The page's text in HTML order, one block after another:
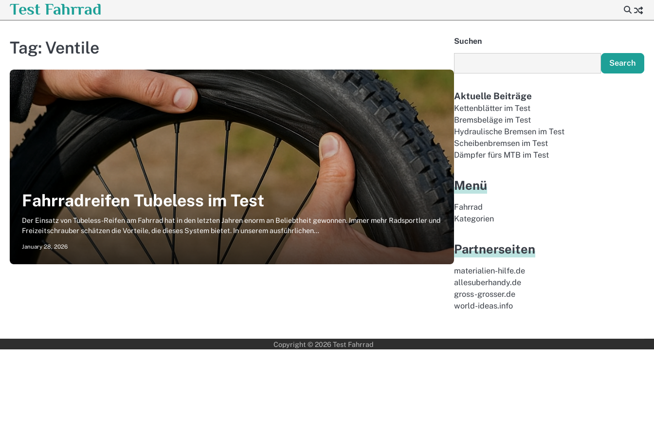
SkipTest Fahrrad
Tag: Ventile
Fahrradreifen Tubeless im Test
Der Einsatz von Tubeless-Reifen am Fahrrad hat in den letzten Jahren enorm an Beliebtheit gewonnen. Immer mehr Radsportler und
Freizeitschrauber schätzen die Vorteile, die dieses System bietet. In unserem ausführlichen…
January 28, 2026
Suchen
Search
Aktuelle Beiträge
Kettenblätter im Test
Bremsbeläge im Test
Hydraulische Bremsen im Test
Scheibenbremsen im Test
Dämpfer fürs MTB im Test
Menü
Fahrrad
Kategorien
Partnerseiten
materialien-hilfe.de
allesuberhandy.de
gross-grosser.de
world-ideas.info
Copyright © 2026 Test Fahrrad